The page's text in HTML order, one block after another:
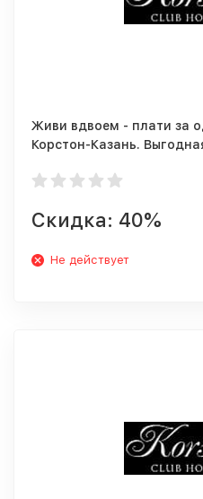
Живи вдвоем - плати за
Корстон-Казань.
Скидка: 40%
Не действует